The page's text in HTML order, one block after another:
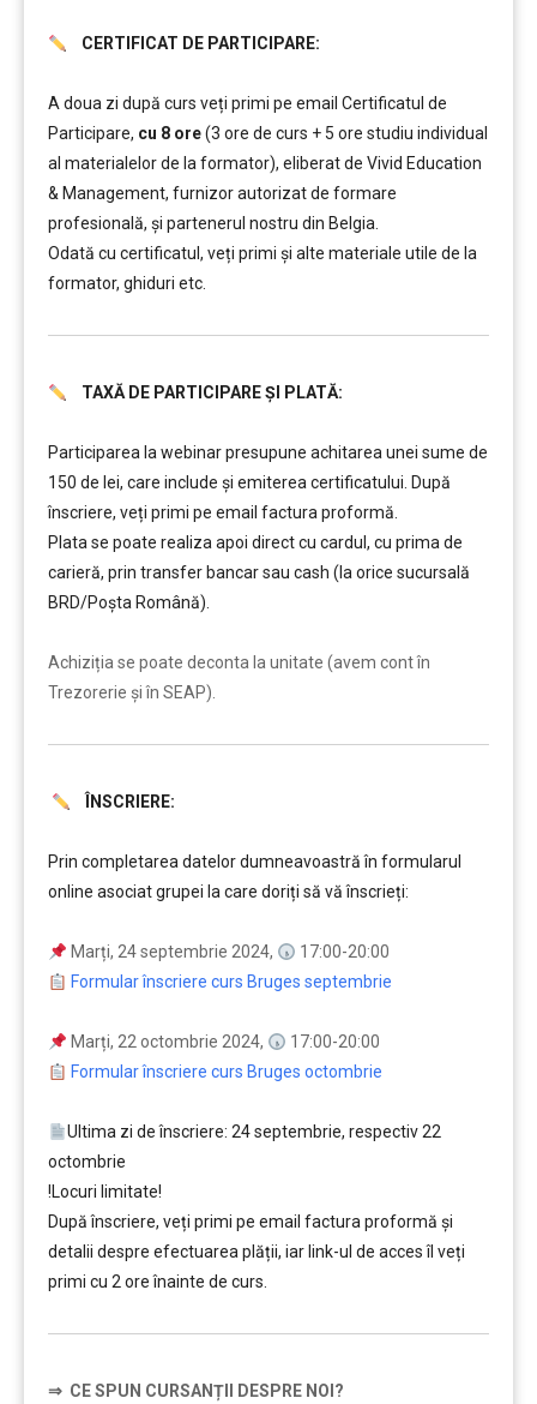
CERTIFICAT DE PARTICIPARE:
A doua zi după curs veți primi pe email Certificatul de
Participare, cu 8 ore(3 ore de curs + 5 ore studiu individual
al materialelor de la formator), eliberat de Vivid Education
& Management, furnizor autorizat de formare
profesională, și partenerul nostru din Belgia.
Odată cu certificatul, veți primi și alte materiale utile de la
formator, ghiduri etc.
TAXĂ DE PARTICIPARE ȘI PLATĂ:
Participarea la webinar presupune achitarea unei sume de
150 de lei, care include şi emiterea certificatului. După
înscriere, veți primi pe email factura proformă.
Plata se poate realiza apoi direct cu cardul, cu prima de
carieră, prin transfer bancar sau cash (la orice sucursală
BRD/Poșta Română).
Achiziția se poate deconta la unitate (avem cont în
Trezorerie și în SEAP).
ÎNSCRIERE:
Prin completarea datelor dumneavoastră în formularul
online asociat grupei la care doriți să vă înscrieți:
Marți, 24 septembrie 2024,
17:00-20:00
Formular înscriere curs Bruges septembrie
Marți, 22 octombrie 2024,
17:00-20:00
Formular înscriere curs Bruges octombrie
Ultima zi de înscriere: 24 septembrie, respectiv 22
octombrie
!Locuri limitate!
După înscriere, veți primi pe email factura proformă și
detalii despre efectuarea plății, iar link-ul de acces îl veți
primi cu 2 ore înainte de curs.
⇒ CE SPUN CURSANȚII DESPRE NOI?